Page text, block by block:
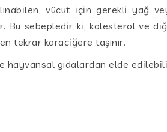
vücut için gerekli yağ
Bu sebepledir ki, kolesterol ve
tekrar karaciğere taşınır.
hayvansal gıdalardan elde